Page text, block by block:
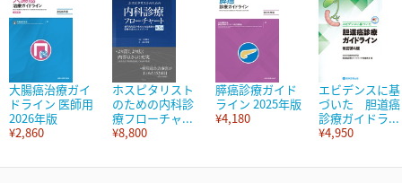
大腸癌治療ガイ
ドライン 医師用
2026年版
¥2,860
ホスピタリスト
のための内科診
療フローチャ...
¥8,800
膵癌診療ガイド
ライン 2025年版
¥4,180
エビデンスに基
づいた 胆道癌
診療ガイドラ...
¥4,950